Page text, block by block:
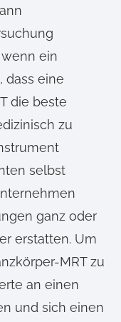
ein
dass eine
die beste
zu
selbst
ganz oder
erstatten. Um
MRT zu
an einen
und sich einen